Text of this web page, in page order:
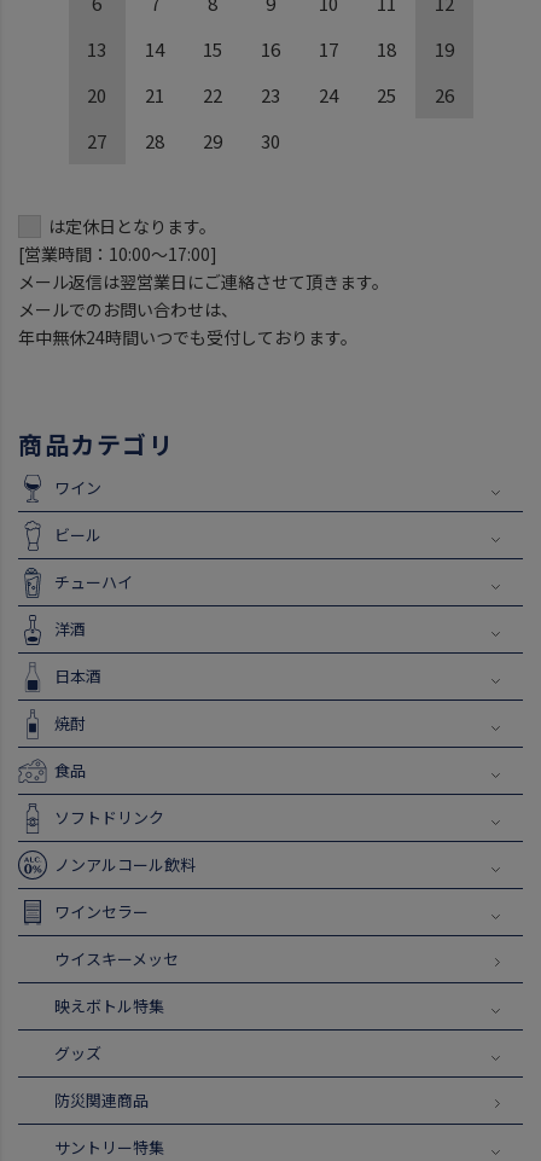
13
14 15 16 17 18
19
20
21 22 23 24 25
26
27
28 29 30
は定休日となります。
[営業時間：10:00～17:00]
メール返信は翌営業日にご連絡させて頂きます。
メールでのお問い合わせは、
年中無休24時間いつでも受付しております。
商品カテゴリ
ワイン
ビール
チューハイ
洋酒
日本酒
焼酎
食品
ソフトドリンク
ノンアルコール飲料
ワインセラー
ウイスキーメッセ
映えボトル特集
グッズ
防災関連商品
サントリー特集